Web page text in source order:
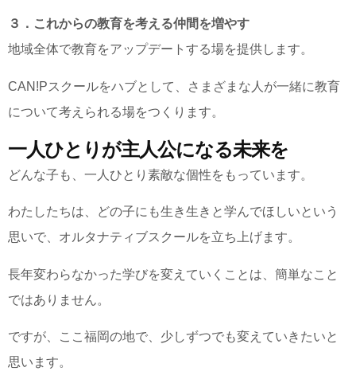
３．これからの教育を考える仲間を増やす
地域全体で教育をアップデートする場を提供します。
CAN!Pスクールをハブとして、さまざまな人が一緒に教育
について考えられる場をつくります。
一人ひとりが主人公になる未来を
どんな子も、一人ひとり素敵な個性をもっています。
わたしたちは、どの子にも生き生きと学んでほしいという
思いで、オルタナティブスクールを立ち上げます。
長年変わらなかった学びを変えていくことは、簡単なこと
ではありません。
ですが、ここ福岡の地で、少しずつでも変えていきたいと
思います。